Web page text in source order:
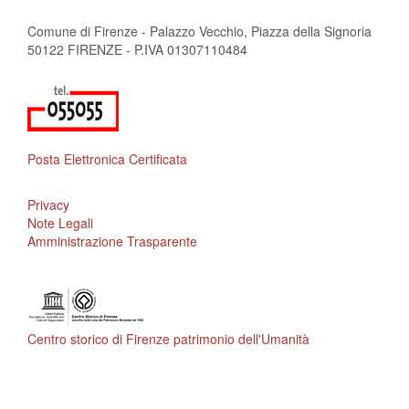
Comune di Firenze - Palazzo Vecchio, Piazza della Signoria
50122 FIRENZE - P.IVA 01307110484
Posta Elettronica Certificata
Privacy
Note Legali
Amministrazione Trasparente
Centro storico di Firenze patrimonio dell'Umanità